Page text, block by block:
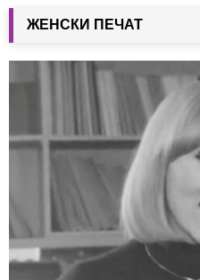
ЖЕНСКИ ПЕЧАТ